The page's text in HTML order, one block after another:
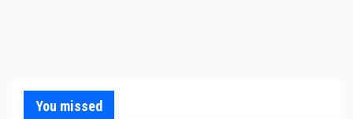
You missed